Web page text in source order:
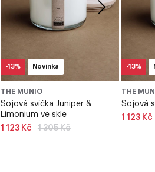
-13% Novinka
THE MUNIO
Sojová svíčka Juniper &
Limonium ve skle
1 123 Kč
Běžná
1 305 Kč
-13%
THE
Sojová
1 123 Kč